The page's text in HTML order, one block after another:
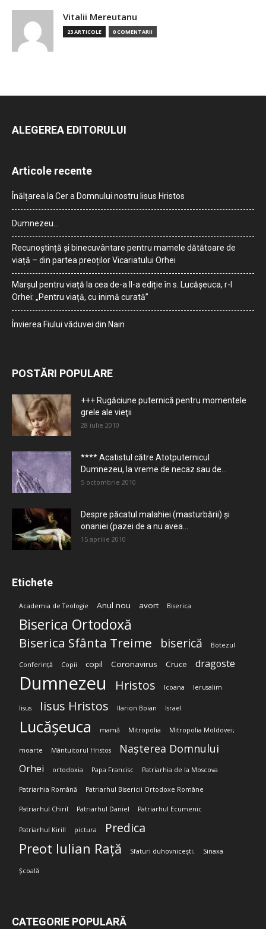
Vitalii Mereutanu
23 ARTICOLE 0 COMENTARII
ALEGEREA EDITORULUI
Articole recente
Înălțarea la Cer a Domnului nostru Iisus Hristos
Dumnezeu…
Recunoștință și binecuvântare pentru mamele dătătoare de
viață – din partea preoților Vicariatului Orhei
Marșul pentru viață la cea de-a II-a ediție în s. Lucășeuca, r-l
Orhei: „Pentru viață, cu inimă curată”
Învierea Fiului văduvei din Nain
POSTĂRI POPULARE
+++ Rugăciune puternică pentru momentele
grele ale vieţii
28 iulie 2010
**** Acatistul către Atotputernicul
Dumnezeu, la vreme de necaz sau de...
5 octombrie 2010
Despre păcatul malahiei (masturbării) şi
onaniei (pazei de a nu avea...
15 aprilie 2010
Etichete
Academia de Teologie Anul nou avort Biserica
Biserica Ortodoxă
Biserica Sfânta Treime biserică Botezul
Conferință Copii copil Coronavirus Cruce dragoste
Dumnezeu Hristos Icoana Ierusalim
Iisus Iisus Hristos Ilarion Boian Israel
Lucășeuca mamă Mitropolia Mitropolia Moldovei;
moarte Mântuitorul Hristos Nașterea Domnului
Orhei ortodoxia Papa Francisc Patriarhia de la Moscova
Patriarhia Română Patriarhul Bisericii Ortodoxe Române
Patriarhul Chiril Patriarhul Daniel Patriarhul Ecumenic
Patriarhul Kirill pictura Predica
Preot Iulian Rață Sfaturi duhovnicești; Sinaxa
Școală
CATEGORIE POPULARĂ